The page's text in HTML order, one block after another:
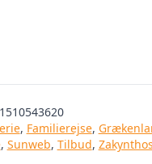
, Familierejse,
, Sunweb, Tilbud, Zakynthos